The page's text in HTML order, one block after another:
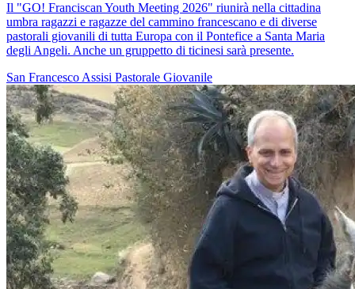
Il "GO! Franciscan Youth Meeting 2026" riunirà nella cittadina
umbra ragazzi e ragazze del cammino francescano e di diverse
pastorali giovanili di tutta Europa con il Pontefice a Santa Maria
degli Angeli. Anche un gruppetto di ticinesi sarà presente.
San Francesco Assisi Pastorale Giovanile